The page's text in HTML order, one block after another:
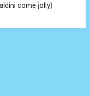
come jolly)